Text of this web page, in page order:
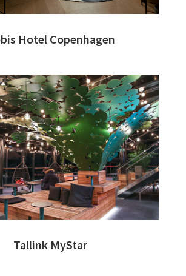
Hotel Copenhagen
Tallink MyStar